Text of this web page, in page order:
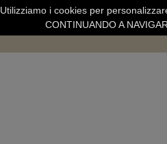
SPEDIZIONE GRATUITA SOPRA 99
Utilizziamo i cookies per
CONTINUANDO A